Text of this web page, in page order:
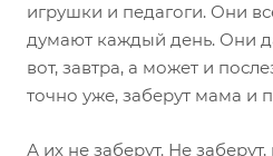
игрушки и педагоги. Они
думают каждый день. Они
вот, завтра, а может и
точно уже, заберут мама и
А их не заберут. Не